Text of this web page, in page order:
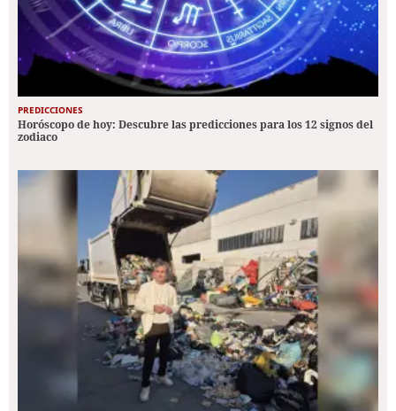
PREDICCIONES
Horóscopo de hoy: Descubre las predicciones para los 12 signos del
zodiaco